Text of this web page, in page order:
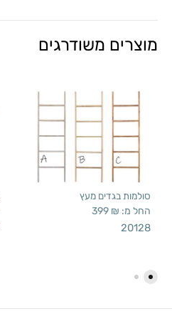
מוצרים משודרגים
סולמות בגדים מעץ
החל מ: 399 ₪
20128